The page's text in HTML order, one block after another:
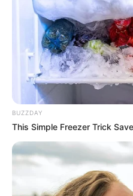
BUZZDAY
This Simple Freezer Trick